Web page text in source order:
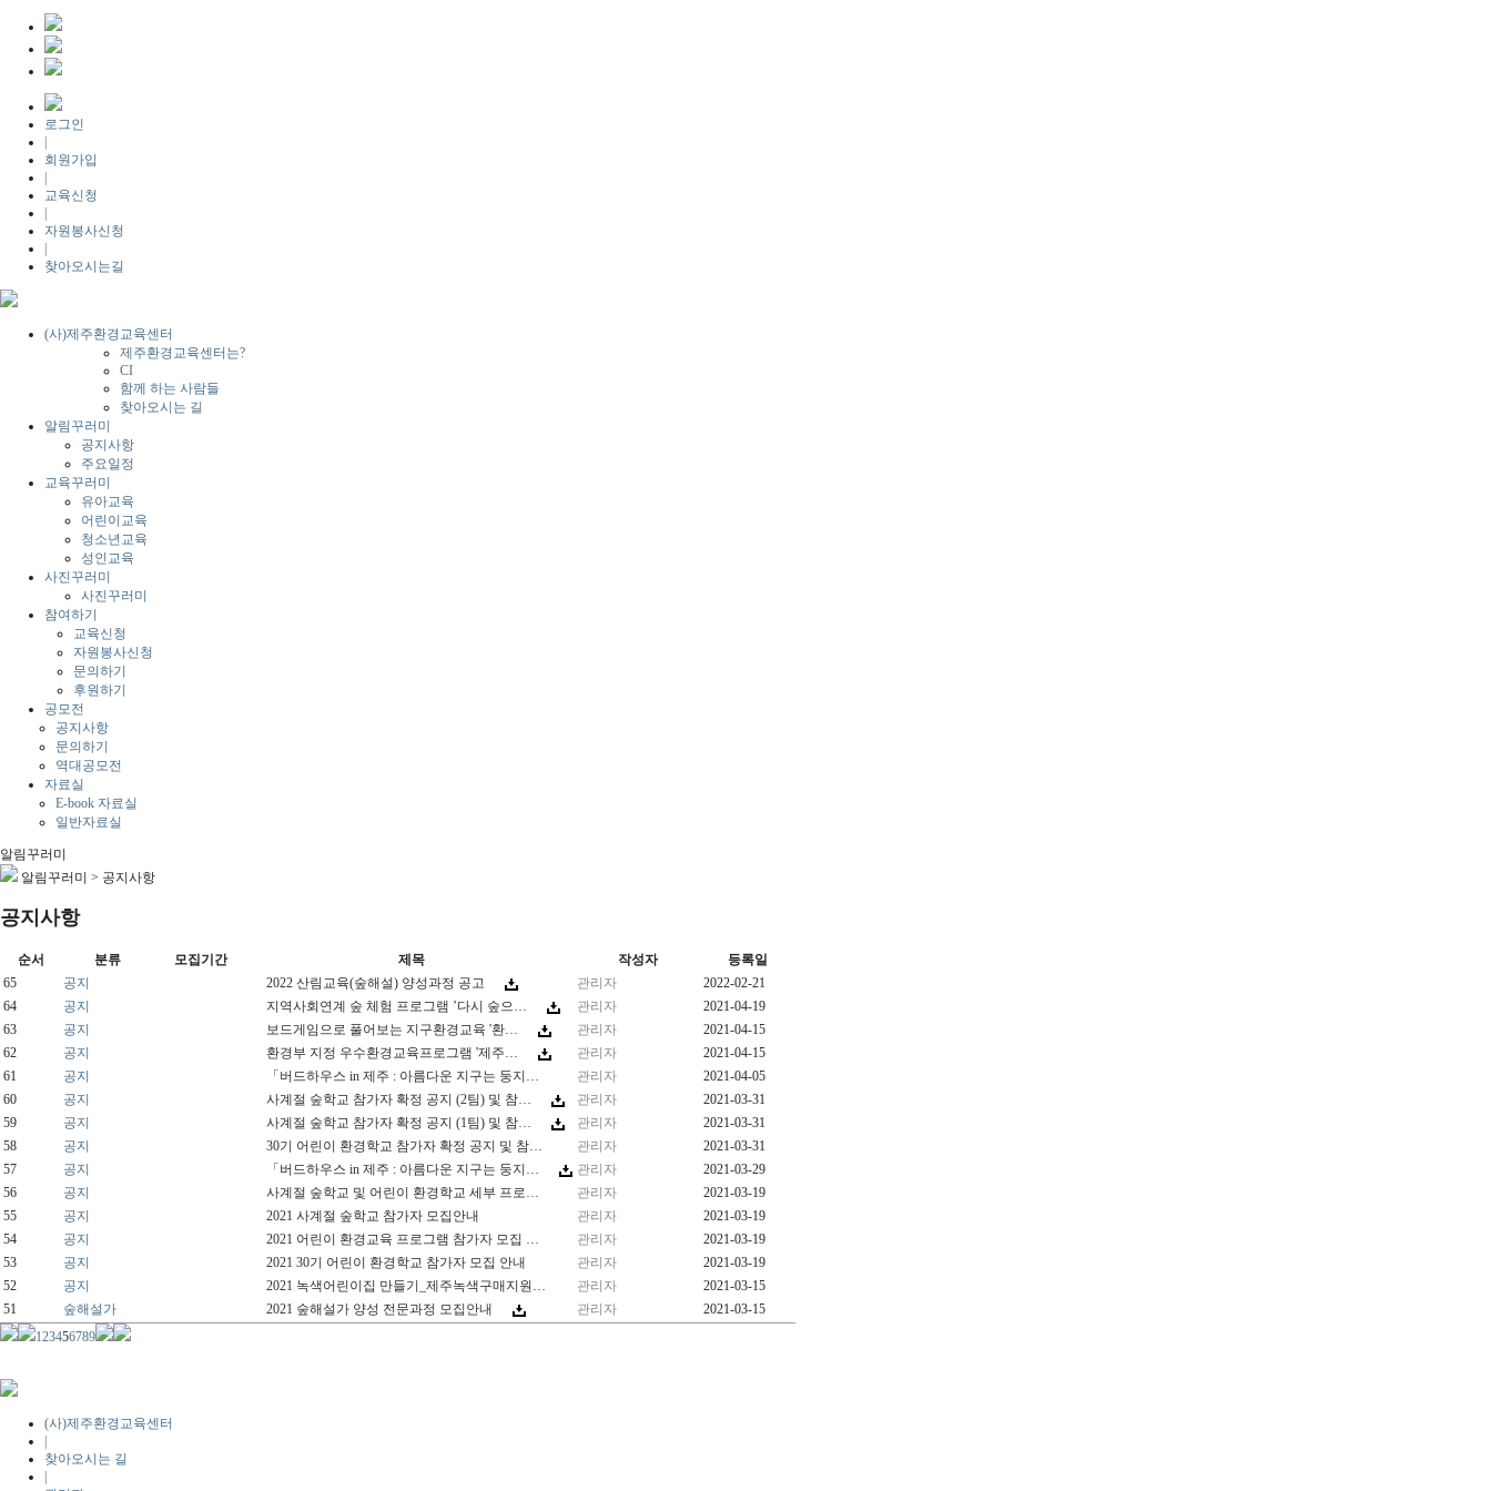
로그인
회원가입
교육신청
자원봉사신청
찾아오시는길
(사)제주환경교육센터
제주환경교육센터는?
CI
함께 하는 사람들
찾아오시는 길
알림꾸러미
공지사항
주요일정
교육꾸러미
유아교육
어린이교육
청소년교육
성인교육
사진꾸러미
사진꾸러미
참여하기
교육신청
자원봉사신청
문의하기
후원하기
공모전
공지사항
문의하기
역대공모전
자료실
E-book 자료실
일반자료실
알림꾸러미
알림꾸러미 > 공지사항
공지사항
순서 분류 모집기간 제목 작성자
등록일
65
공지 2022 산림교육(숲해설) 양성과정 공고 관리자
2022-02-21
64
공지 지역사회연계 숲 체험 프로그램 ’다시 숲으… 관리자
2021-04-19
63
공지 보드게임으로 풀어보는 지구환경교육 '환… 관리자
2021-04-15
62
공지 환경부 지정 우수환경교육프로그램 '제주… 관리자
2021-04-15
61
공지 「버드하우스 in 제주 : 아름다운 지구는 둥지… 관리자
2021-04-05
60
공지 사계절 숲학교 참가자 확정 공지 (2팀) 및 참… 관리자
2021-03-31
59
공지 사계절 숲학교 참가자 확정 공지 (1팀) 및 참… 관리자
2021-03-31
58
공지 30기 어린이 환경학교 참가자 확정 공지 및 참… 관리자
2021-03-31
57
공지 「버드하우스 in 제주 : 아름다운 지구는 둥지… 관리자
2021-03-29
56
공지 사계절 숲학교 및 어린이 환경학교 세부 프로… 관리자
2021-03-19
55
공지 2021 사계절 숲학교 참가자 모집안내 관리자
2021-03-19
54
공지 2021 어린이 환경교육 프로그램 참가자 모집 … 관리자
2021-03-19
53
공지 2021 30기 어린이 환경학교 참가자 모집 안내 관리자
2021-03-19
52
공지 2021 녹색어린이집 만들기_제주녹색구매지원… 관리자
2021-03-15
51
숲해설가 2021 숲해설가 양성 전문과정 모집안내 관리자
2021-03-15
123456789
(사)제주환경교육센터
|
찾아오시는 길
|